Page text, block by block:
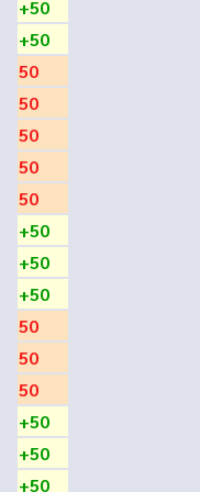
+50
+50
50
50
50
50
50
+50
+50
+50
50
50
50
+50
+50
+50